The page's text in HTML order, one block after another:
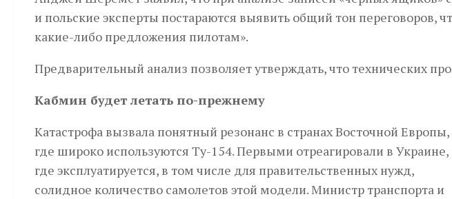
и польские эксперты постараются выявить общий тон переговоров,
какие-либо предложения пилотам».
Предварительный анализ позволяет утверждать, что технических
Кабмин будет летать по-прежнему
Катастрофа вызвала понятный резонанс в странах Восточной Европы,
где широко используются Ту-154. Первыми отреагировали в Украине,
где эксплуатируется, в том числе для правительственных нужд,
солидное количество самолетов этой модели. Министр транспорта и